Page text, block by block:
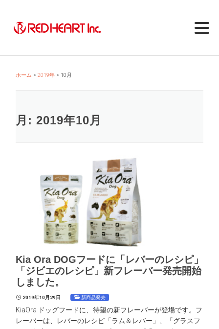
content
ホーム 2019年 10月
月: 2019年10月
Kia Ora DOGフードに「レバーのレシピ」
「ジビエのレシピ」新フレーバー発売開始
しました。
2019年10月29日 新商品発売
KiaOra ドッグフードに、待望の新フレーバーが登場です。フ
レーバーは、レバーのレシピ「ラム＆レバー」、「グラスフ